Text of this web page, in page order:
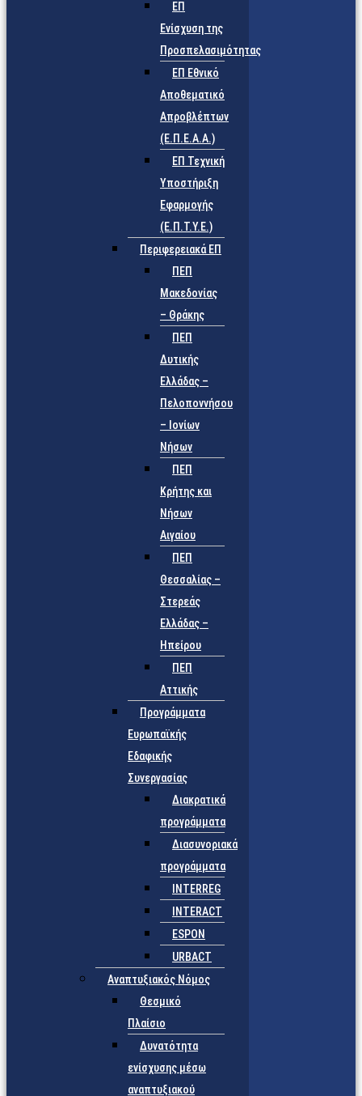
ΕΠ
Ενίσχυση της
Προσπελασιμότητας
ΕΠ Εθνικό
Αποθεματικό
Απροβλέπτων
(Ε.Π.Ε.Α.Α.)
ΕΠ Τεχνική
Υποστήριξη
Εφαρμογής
(Ε.Π.Τ.Υ.Ε.)
Περιφερειακά ΕΠ
ΠΕΠ
Μακεδονίας
– Θράκης
ΠΕΠ
Δυτικής
Ελλάδας –
Πελοποννήσου
– Ιονίων
Νήσων
ΠΕΠ
Κρήτης και
Νήσων
Αιγαίου
ΠΕΠ
Θεσσαλίας –
Στερεάς
Ελλάδας –
Ηπείρου
ΠΕΠ
Αττικής
Προγράμματα
Ευρωπαϊκής
Εδαφικής
Συνεργασίας
Διακρατικά
προγράμματα
Διασυνοριακά
προγράμματα
INTERREG
INTERACT
ESPON
URBACT
Αναπτυξιακός Νόμος
Θεσμικό
Πλαίσιο
Δυνατότητα
ενίσχυσης μέσω
αναπτυξιακού